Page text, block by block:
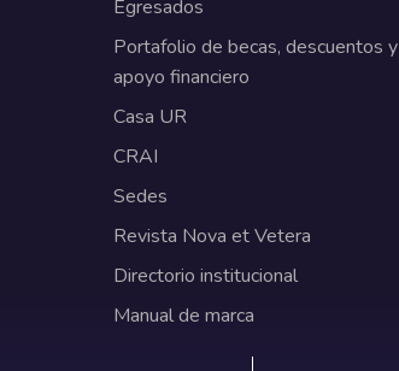
Egresados
Portafolio de becas, descuentos y
apoyo financiero
Casa UR
CRAI
Sedes
Revista Nova et Vetera
Directorio institucional
Manual de marca